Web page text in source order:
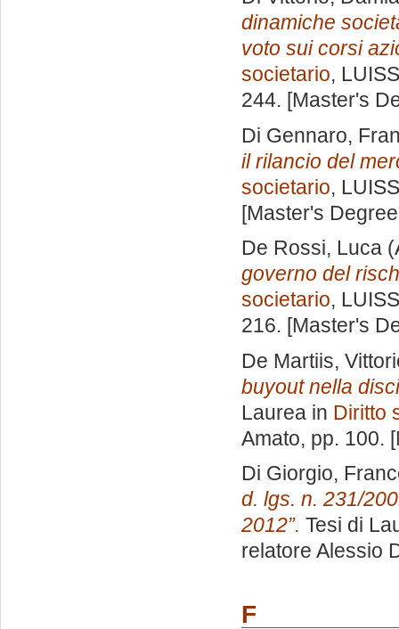
dinamiche
voto sui corsi
societario,
244. [Master's
Di Gennaro,
il rilancio del
societario,
[Master's
De Rossi, Luca
governo del
societario,
216. [Master's
De Martiis,
buyout nella
Laurea in Diritto
Amato, pp. 100.
Di Giorgio,
d. lgs. n. 231/
2012”. Tesi di
relatore Alessio
F